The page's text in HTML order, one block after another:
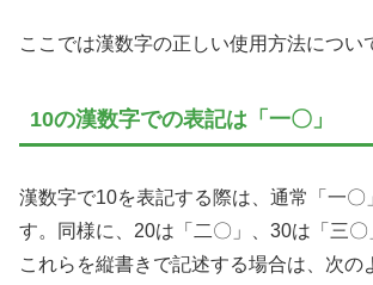
ここでは漢数字の正しい使用方法につい
10の漢数字での表記は「一〇」
漢数字で10を表記する際は、通常「一〇
す。同様に、20は「二〇」、30は「三〇
これらを縦書きで記述する場合は、次の